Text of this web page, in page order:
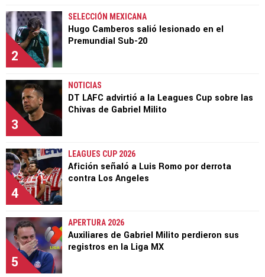
2
SELECCIÓN MEXICANA
Hugo Camberos salió lesionado en el
Premundial Sub-20
3
NOTICIAS
DT LAFC advirtió a la Leagues Cup sobre las
Chivas de Gabriel Milito
4
LEAGUES CUP 2026
Afición señaló a Luis Romo por derrota
contra Los Angeles
5
APERTURA 2026
Auxiliares de Gabriel Milito perdieron sus
registros en la Liga MX